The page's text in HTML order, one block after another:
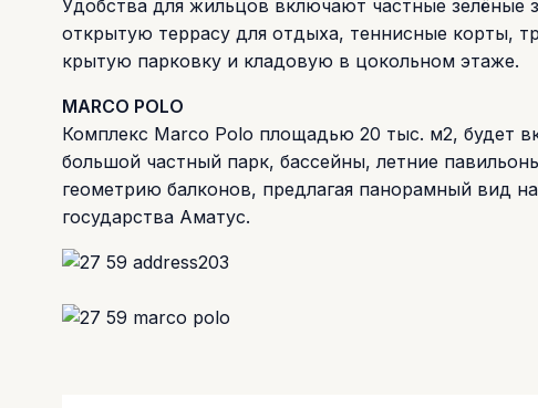
Удобства для жильцов включают частные зелёные
открытую террасу для отдыха, теннисные корты,
крытую парковку и кладовую в цокольном этаже.
MARCO POLO
Комплекс Marco Polo площадью 20 тыс. м2, будет
большой частный парк, бассейны, летние
геометрию балконов, предлагая панорамный вид
государства Аматус.